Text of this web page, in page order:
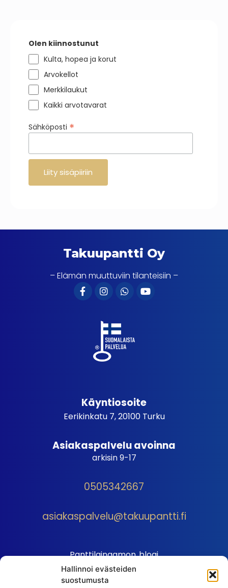
Hallinnoi evästeiden
suostumusta
Olen kiinnostunut
Kulta, hopea ja korut
Arvokellot
Merkkilaukut
Kaikki arvotavarat
Sähköposti *
Takuupantti Oy
– Elämän muuttuviin tilanteisiin –
Käyntiosoite
Eerikinkatu 7, 20100 Turku
Asiakaspalvelu avoinna
arkisin 9-17
0505342667
asiakaspalvelu@takuupantti.fi
Panttilainaamon blogi
Palveluhinnasto